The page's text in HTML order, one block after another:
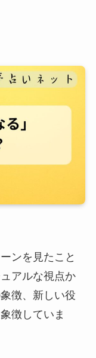
ンを見たこと
アルな視点か
徴、新しい役
徴していま